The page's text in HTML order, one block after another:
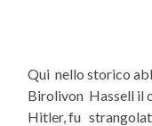
Qui nello storico
Birolivon Hassell il
Hitler, fu